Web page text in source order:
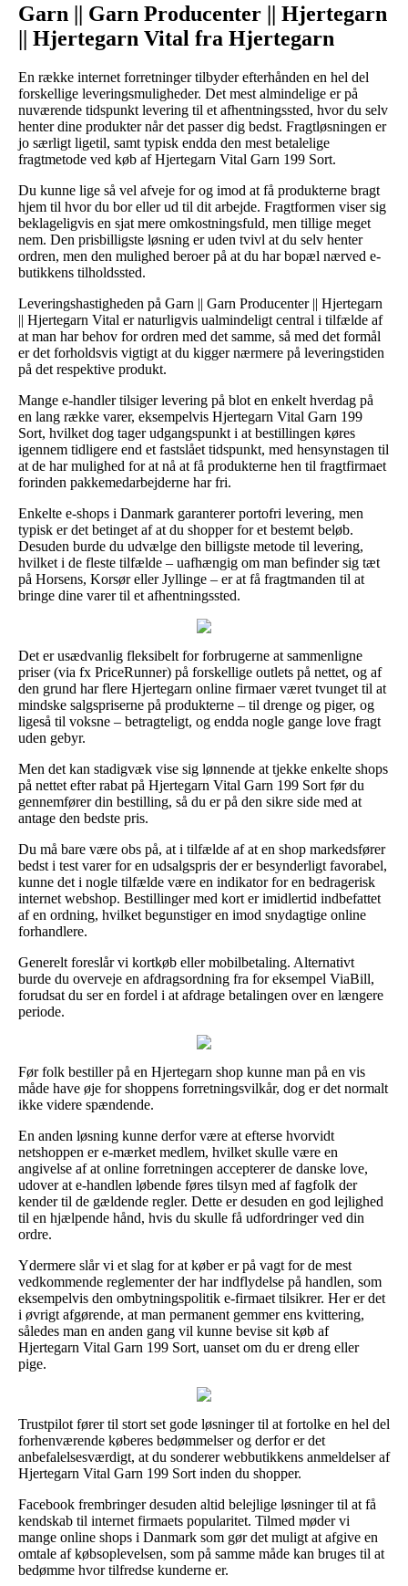
Garn || Garn Producenter || Hjertegarn
|| Hjertegarn Vital fra Hjertegarn
En række internet forretninger tilbyder efterhånden en hel del
forskellige leveringsmuligheder. Det mest almindelige er på
nuværende tidspunkt levering til et afhentningssted, hvor du selv
henter dine produkter når det passer dig bedst. Fragtløsningen er
jo særligt ligetil, samt typisk endda den mest betalelige
fragtmetode ved køb af Hjertegarn Vital Garn 199 Sort.
Du kunne lige så vel afveje for og imod at få produkterne bragt
hjem til hvor du bor eller ud til dit arbejde. Fragtformen viser sig
beklageligvis en sjat mere omkostningsfuld, men tillige meget
nem. Den prisbilligste løsning er uden tvivl at du selv henter
ordren, men den mulighed beroer på at du har bopæl nærved e-
butikkens tilholdssted.
Leveringshastigheden på Garn || Garn Producenter || Hjertegarn
|| Hjertegarn Vital er naturligvis ualmindeligt central i tilfælde af
at man har behov for ordren med det samme, så med det formål
er det forholdsvis vigtigt at du kigger nærmere på leveringstiden
på det respektive produkt.
Mange e-handler tilsiger levering på blot en enkelt hverdag på
en lang række varer, eksempelvis Hjertegarn Vital Garn 199
Sort, hvilket dog tager udgangspunkt i at bestillingen køres
igennem tidligere end et fastslået tidspunkt, med hensynstagen til
at de har mulighed for at nå at få produkterne hen til fragtfirmaet
forinden pakkemedarbejderne har fri.
Enkelte e-shops i Danmark garanterer portofri levering, men
typisk er det betinget af at du shopper for et bestemt beløb.
Desuden burde du udvælge den billigste metode til levering,
hvilket i de fleste tilfælde – uafhængig om man befinder sig tæt
på Horsens, Korsør eller Jyllinge – er at få fragtmanden til at
bringe dine varer til et afhentningssted.
Det er usædvanlig fleksibelt for forbrugerne at sammenligne
priser (via fx PriceRunner) på forskellige outlets på nettet, og af
den grund har flere Hjertegarn online firmaer været tvunget til at
mindske salgspriserne på produkterne – til drenge og piger, og
ligeså til voksne – betragteligt, og endda nogle gange love fragt
uden gebyr.
Men det kan stadigvæk vise sig lønnende at tjekke enkelte shops
på nettet efter rabat på Hjertegarn Vital Garn 199 Sort før du
gennemfører din bestilling, så du er på den sikre side med at
antage den bedste pris.
Du må bare være obs på, at i tilfælde af at en shop markedsfører
bedst i test varer for en udsalgspris der er besynderligt favorabel,
kunne det i nogle tilfælde være en indikator for en bedragerisk
internet webshop. Bestillinger med kort er imidlertid indbefattet
af en ordning, hvilket begunstiger en imod snydagtige online
forhandlere.
Generelt foreslår vi kortkøb eller mobilbetaling. Alternativt
burde du overveje en afdragsordning fra for eksempel ViaBill,
forudsat du ser en fordel i at afdrage betalingen over en længere
periode.
Før folk bestiller på en Hjertegarn shop kunne man på en vis
måde have øje for shoppens forretningsvilkår, dog er det normalt
ikke videre spændende.
En anden løsning kunne derfor være at efterse hvorvidt
netshoppen er e-mærket medlem, hvilket skulle være en
angivelse af at online forretningen accepterer de danske love,
udover at e-handlen løbende føres tilsyn med af fagfolk der
kender til de gældende regler. Dette er desuden en god lejlighed
til en hjælpende hånd, hvis du skulle få udfordringer ved din
ordre.
Ydermere slår vi et slag for at køber er på vagt for de mest
vedkommende reglementer der har indflydelse på handlen, som
eksempelvis den ombytningspolitik e-firmaet tilsikrer. Her er det
i øvrigt afgørende, at man permanent gemmer ens kvittering,
således man en anden gang vil kunne bevise sit køb af
Hjertegarn Vital Garn 199 Sort, uanset om du er dreng eller
pige.
Trustpilot fører til stort set gode løsninger til at fortolke en hel del
forhenværende køberes bedømmelser og derfor er det
anbefalelsesværdigt, at du sonderer webbutikkens anmeldelser af
Hjertegarn Vital Garn 199 Sort inden du shopper.
Facebook frembringer desuden altid belejlige løsninger til at få
kendskab til internet firmaets popularitet. Tilmed møder vi
mange online shops i Danmark som gør det muligt at afgive en
omtale af købsoplevelsen, som på samme måde kan bruges til at
bedømme hvor tilfredse kunderne er.